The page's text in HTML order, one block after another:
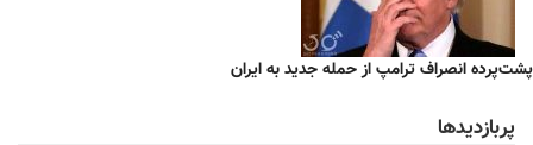
پشت‌پرده انصراف ترامپ از حمله جدید به ایران
پربازدیدها